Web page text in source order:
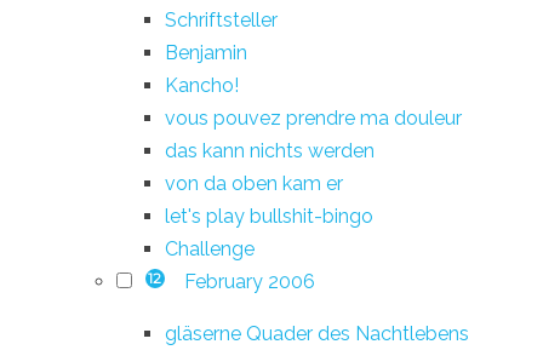
Schriftsteller
Benjamin
Kancho!
vous pouvez prendre ma douleur
das kann nichts werden
von da oben kam er
let's play bullshit-bingo
Challenge
12 February 2006
gläserne Quader des Nachtlebens